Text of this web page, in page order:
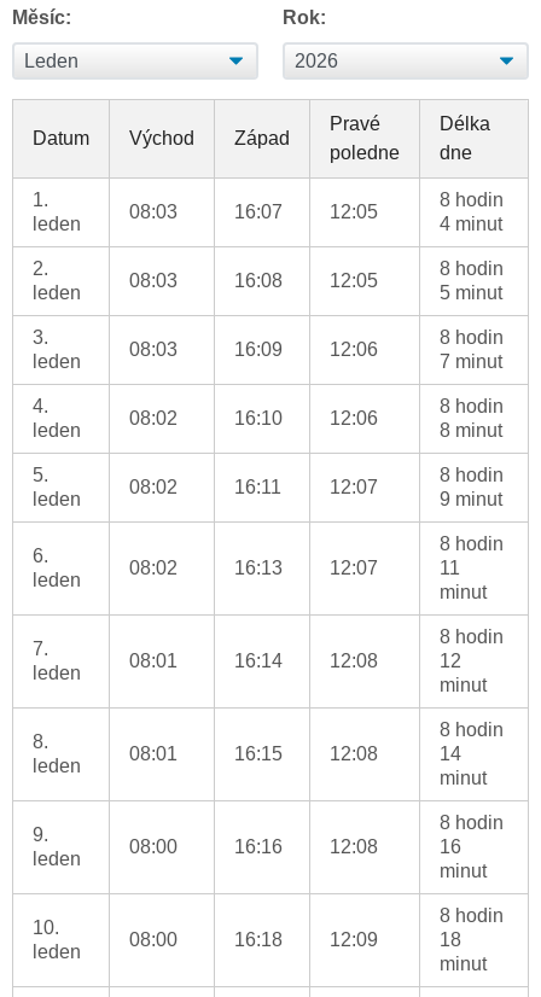
Měsíc: Rok:
Datum Východ Západ
Pravé
poledne
Délka
dne
1.
leden
08:03 16:07 12:05
8 hodin
4 minut
2.
leden
08:03 16:08 12:05
8 hodin
5 minut
3.
leden
08:03 16:09 12:06
8 hodin
7 minut
4.
leden
08:02 16:10 12:06
8 hodin
8 minut
5.
leden
08:02 16:11 12:07
8 hodin
9 minut
6.
leden
08:02 16:13 12:07
8 hodin
11
minut
7.
leden
08:01 16:14 12:08
8 hodin
12
minut
8.
leden
08:01 16:15 12:08
8 hodin
14
minut
9.
leden
08:00 16:16 12:08
8 hodin
16
minut
10.
leden
08:00 16:18 12:09
8 hodin
18
minut